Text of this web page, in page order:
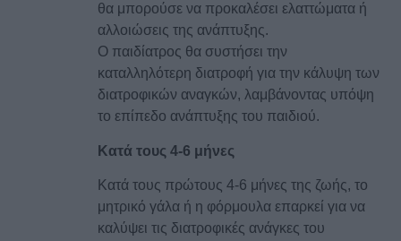
θα μπορούσε να προκαλέσει ελαττώματα ή
αλλοιώσεις της ανάπτυξης.
Ο παιδίατρος θα συστήσει την
καταλληλότερη διατροφή για την κάλυψη των
διατροφικών αναγκών, λαμβάνοντας υπόψη
το επίπεδο ανάπτυξης του παιδιού.
Κατά τους 4-6 μήνες
Κατά τους πρώτους 4-6 μήνες της ζωής, το
μητρικό γάλα ή η φόρμουλα επαρκεί για να
καλύψει τις διατροφικές ανάγκες του